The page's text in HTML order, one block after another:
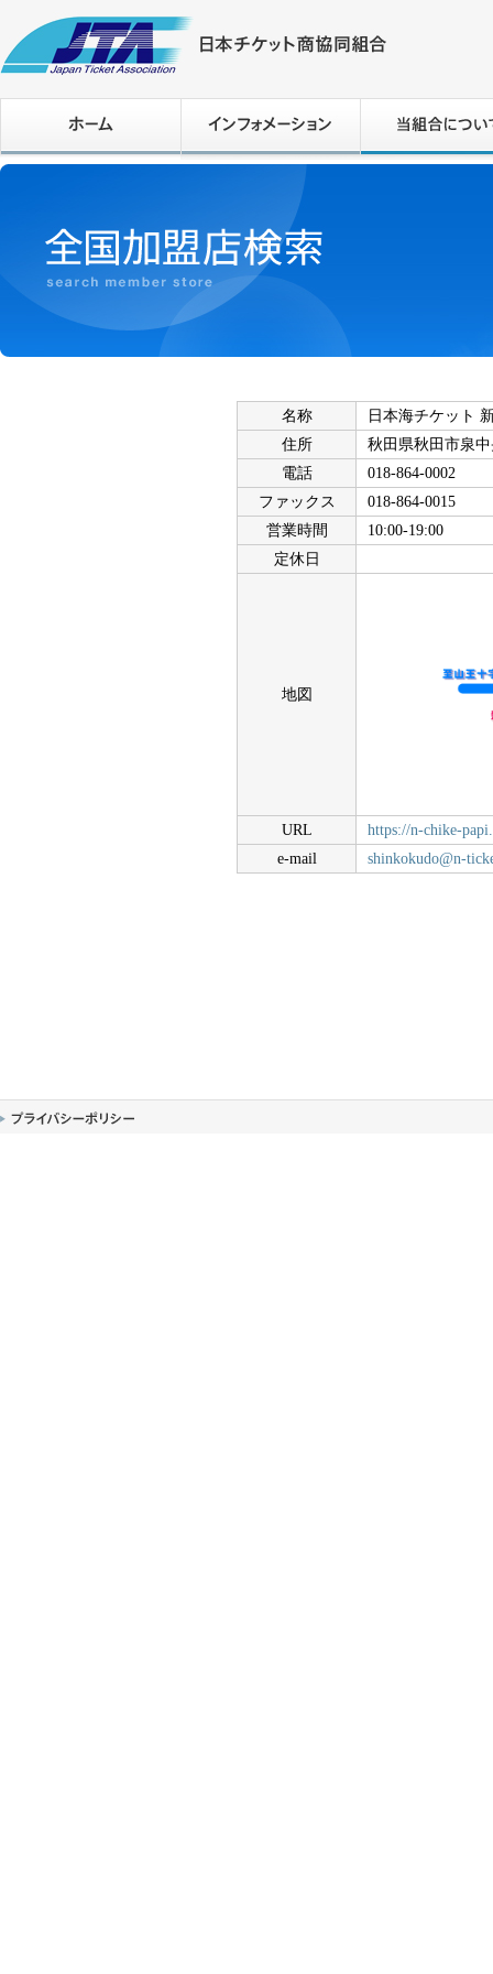
名称
日本海チケット
住所
秋田県秋田市泉中
電話
018-864-0002
ファックス
018-864-0015
営業時間
10:00-19:00
定休日
地図
URL
https://n-chike-
e-mail
shinkokudo@n-